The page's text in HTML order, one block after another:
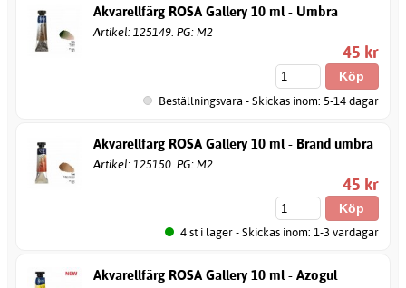
Akvarellfärg ROSA Gallery 10 ml - Umbra
Artikel: 125149. PG: M2
45 kr
Beställningsvara - Skickas inom: 5-14 dagar
Akvarellfärg ROSA Gallery 10 ml - Bränd umbra
Artikel: 125150. PG: M2
45 kr
4 st i lager - Skickas inom: 1-3 vardagar
Akvarellfärg ROSA Gallery 10 ml - Azogul